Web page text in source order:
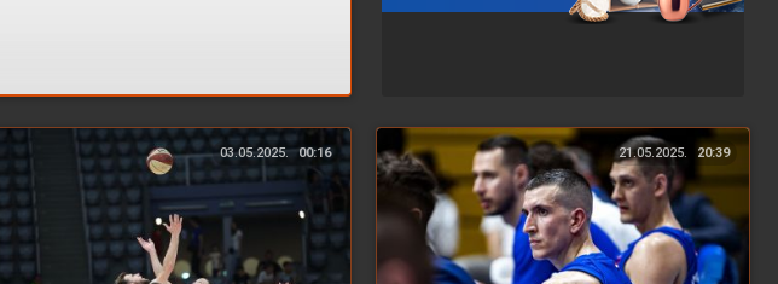
03.05.2025. 00:16 21.05.2025. 20:39